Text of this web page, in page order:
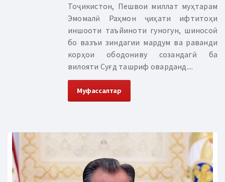
Тоҷикистон, Пешвои миллат муҳтарам
Эмомалӣ Раҳмон ҷиҳати ифтитоҳи
иншооти таъйиноти гуногун, шиносоӣ
бо вазъи зиндагии мардум ва раванди
корҳои ободониву созандагӣ ба
вилояти Суғд ташриф оварданд....
Муфассалтар